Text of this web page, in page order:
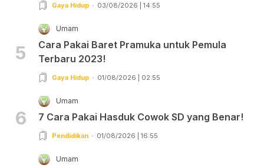
Gaya Hidup 03/08/2026 | 14:55
5
Umam
Cara Pakai Baret Pramuka untuk Pemula
Terbaru 2023!
Gaya Hidup 01/08/2026 | 02:55
6
Umam
7 Cara Pakai Hasduk Cowok SD yang Benar!
Pendidikan 01/08/2026 | 16:55
Umam